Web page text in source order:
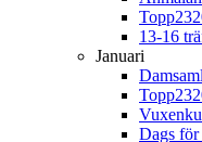
13-16
Januari
Dags